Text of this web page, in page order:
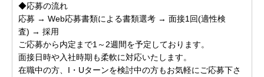
◆応募の流れ
応募 → Web応募書類による書類選考 → 面接1回(適性検
査) → 採用
ご応募から内定まで1～2週間を予定しております。
面接日時や入社時期も柔軟に対応いたします。
在職中の方、I・Uターンを検討中の方もお気軽にご応募下さ